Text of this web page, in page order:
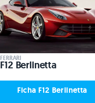
FERRARI
F12 Berlinetta
Ficha F12 Berlinetta